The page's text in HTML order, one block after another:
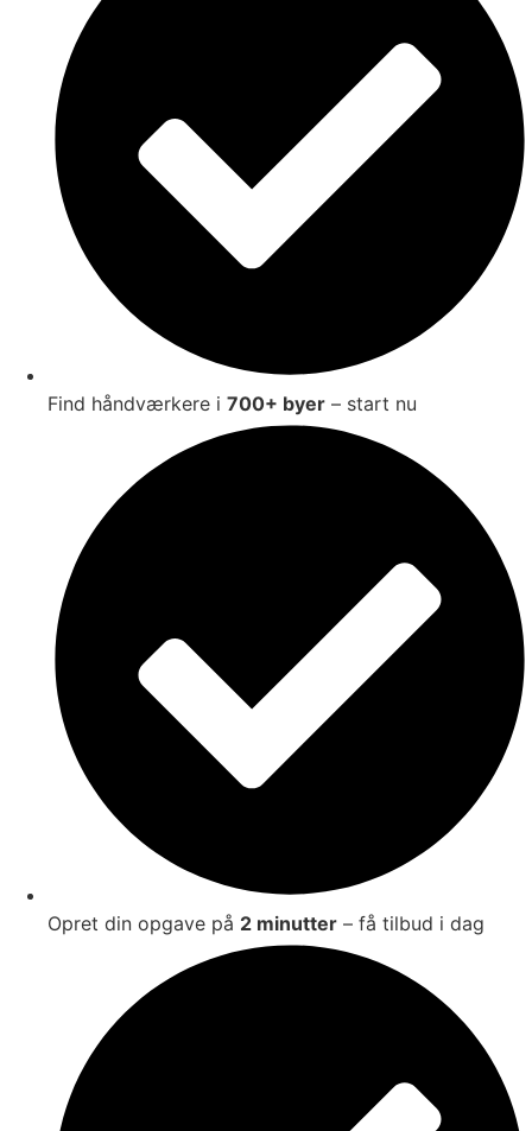
Find håndværkere i 700+ byer – start nu
Opret din opgave på 2 minutter – få tilbud i dag